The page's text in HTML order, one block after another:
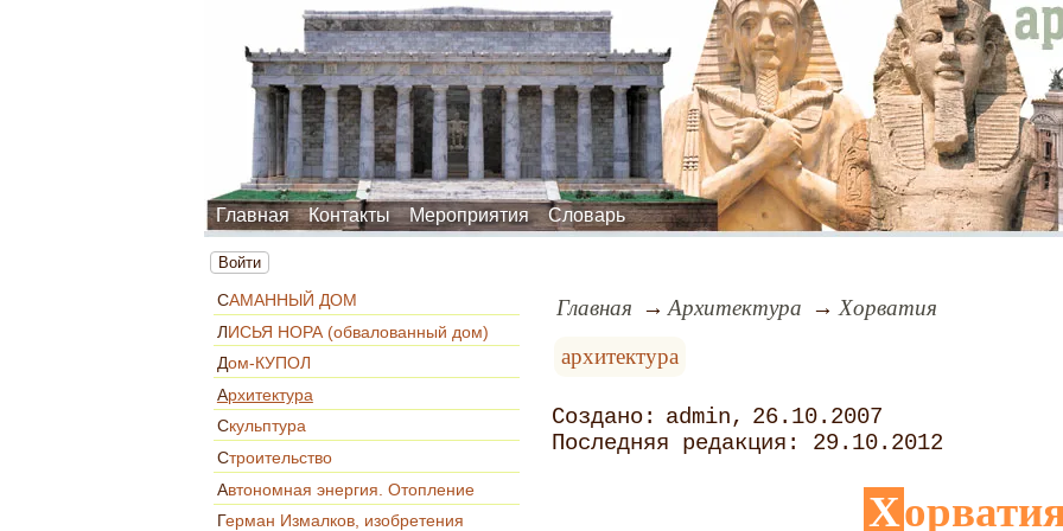
Главная Контакты Мероприятия Словарь
Войти
САМАННЫЙ ДОМ
ЛИСЬЯ НОРА (обвалованный дом)
Дом-КУПОЛ
Архитектура
Скульптура
Строительство
Автономная энергия. Отопление
Герман Измалков, изобретения
Главная Архитектура
Хорватия
архитектура
admin
26.10.2007
29.10.2012